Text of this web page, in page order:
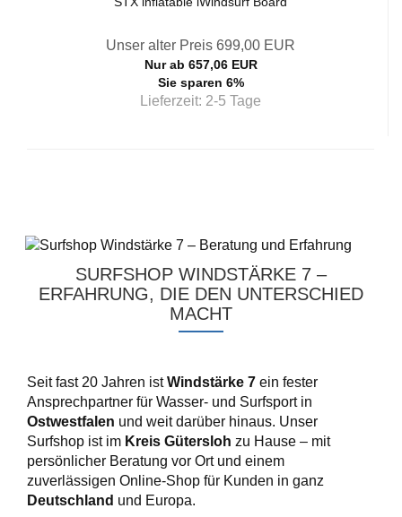
Unser alter Preis 699,00 EUR
Nur ab 657,06 EUR
Sie sparen 6%
Lieferzeit: 2-5 Tage
SURFSHOP WINDSTÄRKE 7 –
ERFAHRUNG, DIE DEN UNTERSCHIED
MACHT
Seit fast 20 Jahren istWindstärke 7 ein fester
Ansprechpartner für Wasser- und Surfsport in
Ostwestfalen und weit darüber hinaus. Unser
Surfshop ist im Kreis Gütersloh zu Hause – mit
persönlicher Beratung vor Ort und einem
zuverlässigen Online-Shop für Kunden in ganz
Deutschland und Europa.